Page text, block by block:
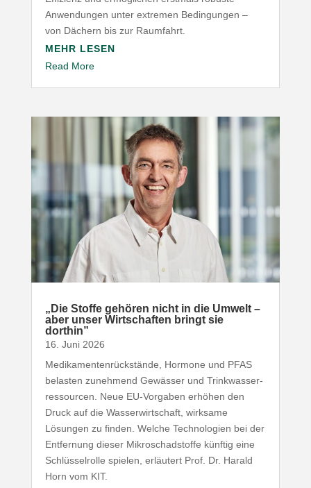
Anwen­dungen unter extremen Bedin­gungen –
von Dächern bis zur Raumfahrt.
MEHR LESEN
Read More
„ Die Stoffe gehören nicht in die Umwelt –
aber unser Wirt­schaften bringt sie
dorthin”
16. Juni 2026
Medi­ka­men­ten­rück­stände, Hormone und PFAS
belasten zunehmend Gewässer und Trink­was­ser­
res­sourcen. Neue EU-​Vorgaben erhöhen den
Druck auf die Wasser­wirt­schaft, wirksame
Lösungen zu finden. Welche Tech­no­logien bei der
Entfernung dieser Mikro­schad­stoffe künftig eine
Schlüs­sel­rolle spielen, erläutert Prof. Dr. Harald
Horn vom KIT.